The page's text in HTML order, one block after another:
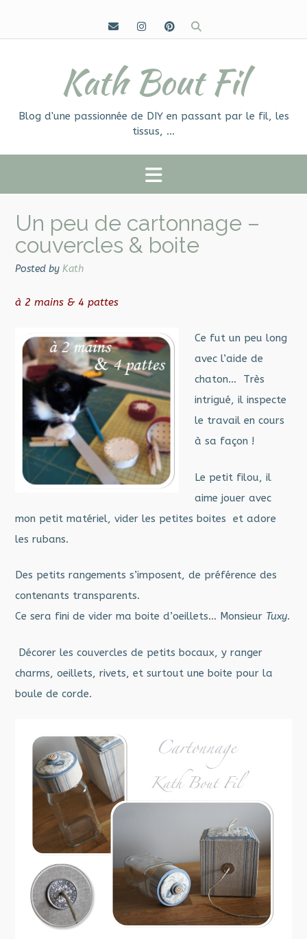
content
Kath Bout Fil
Blog d'une passionnée de DIY en passant par le fil, les
tissus, …
Un peu de cartonnage –
couvercles & boite
Posted by Kath
à 2 mains & 4 pattes
Ce fut un peu long
avec l’aide de
chaton… Très
intrigué, il inspecte
le travail en cours
à sa façon !
Le petit filou, il
aime jouer avec
mon petit matériel, vider les petites boites et adore
les rubans.
Des petits rangements s’imposent, de préférence des
contenants transparents.
Ce sera fini de vider ma boite d’oeillets… Monsieur Tuxy.
Décorer les couvercles de petits bocaux, y ranger
charms, oeillets, rivets, et surtout une boite pour la
boule de corde.